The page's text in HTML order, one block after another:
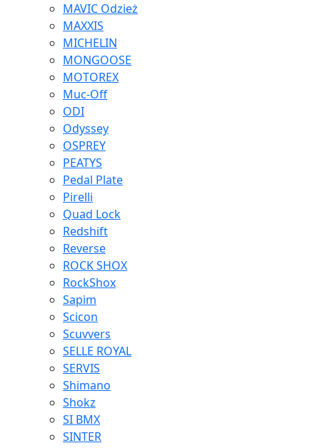
MAVIC Odzież
MAXXIS
MICHELIN
MONGOOSE
MOTOREX
Muc-Off
ODI
Odyssey
OSPREY
PEATYS
Pedal Plate
Pirelli
Quad Lock
Redshift
Reverse
ROCK SHOX
RockShox
Sapim
Scicon
Scuvvers
SELLE ROYAL
SERVIS
Shimano
Shokz
SI BMX
SINTER